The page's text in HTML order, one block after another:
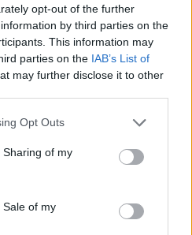
opt-out of the further
by third parties on the
This information may
parties on the IAB’s List of
may further disclose it to other
app uses one or more Google
behaviour. You may click to
and its third-party tags to
purposes in below Google
Opt Outs
of my
of my
Magyarországon?